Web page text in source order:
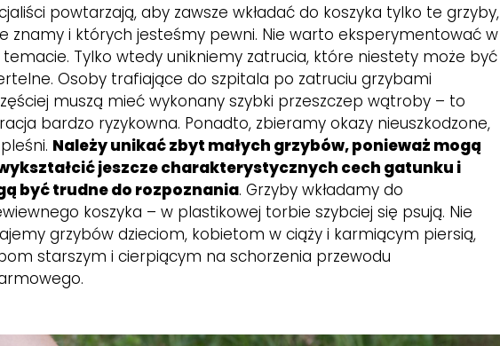
powtarzają, aby zawsze wkładać do koszyka tylko te grzyby,
znamy i których jesteśmy pewni. Nie warto eksperymentować w
Tylko wtedy unikniemy zatrucia, które niestety może być
Osoby trafiające do szpitala po zatruciu grzybami
muszą mieć wykonany szybki przeszczep wątroby – to
bardzo ryzykowna. Ponadto, zbieramy okazy nieuszkodzone,
Należy unikać zbyt małych grzybów, ponieważ mogą
jeszcze charakterystycznych cech gatunku i
być trudne do rozpoznania. Grzyby wkładamy do
koszyka – w plastikowej torbie szybciej się psują. Nie
grzybów dzieciom, kobietom w ciąży i karmiącym piersią,
starszym i cierpiącym na schorzenia przewodu